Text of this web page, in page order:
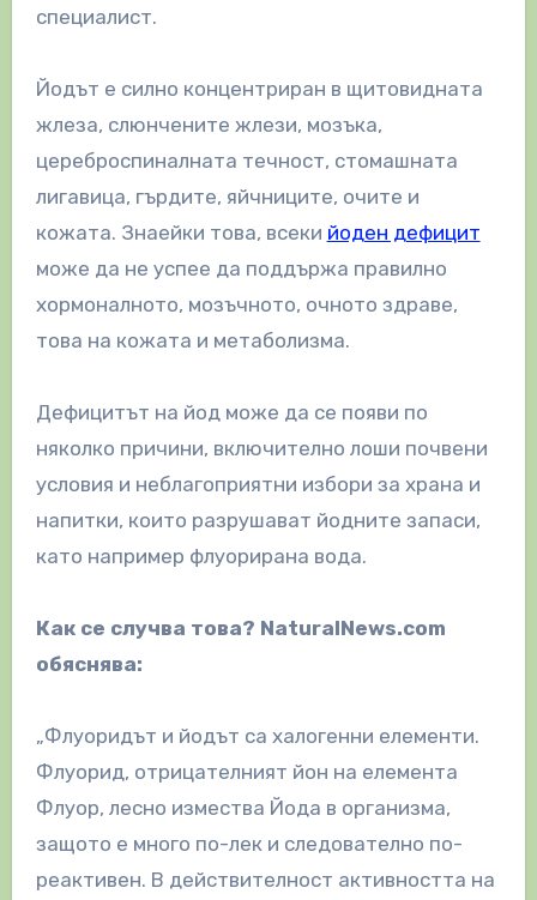
специалист.
Йодът е силно концентриран в щитовидната
жлеза, слюнчените жлези, мозъка,
цереброспиналната течност, стомашната
лигавица, гърдите, яйчниците, очите и
кожата. Знаейки това, всеки йоден дефицит
може да не успее да поддържа правилно
хормоналното, мозъчното, очното здраве,
това на кожата и метаболизма.
Дефицитът на йод може да се появи по
няколко причини, включително лоши почвени
условия и неблагоприятни избори за храна и
напитки, които разрушават йодните запаси,
като например флуорирана вода.
Как се случва това? NaturalNews.com
обяснява:
„Флуоридът и йодът са халогенни елементи.
Флуорид, отрицателният йон на елемента
Флуор, лесно измества Йода в организма,
защото е много по-лек и следователно по-
реактивен. В действителност активността на